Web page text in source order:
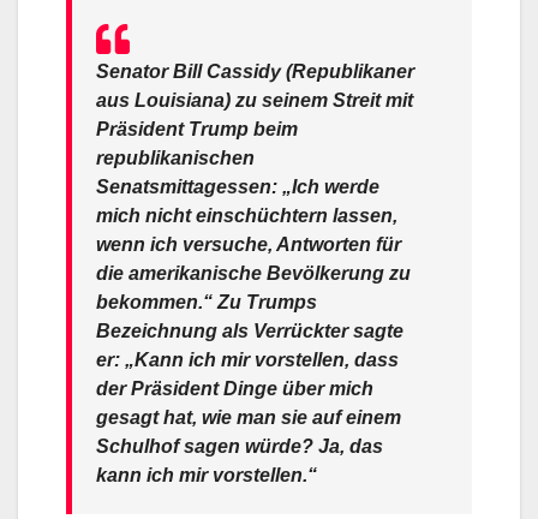
Senator Bill Cassidy (Republikaner
aus Louisiana) zu seinem Streit mit
Präsident Trump beim
republikanischen
Senatsmittagessen: „Ich werde
mich nicht einschüchtern lassen,
wenn ich versuche, Antworten für
die amerikanische Bevölkerung zu
bekommen.“ Zu Trumps
Bezeichnung als Verrückter sagte
er: „Kann ich mir vorstellen, dass
der Präsident Dinge über mich
gesagt hat, wie man sie auf einem
Schulhof sagen würde? Ja, das
kann ich mir vorstellen.“